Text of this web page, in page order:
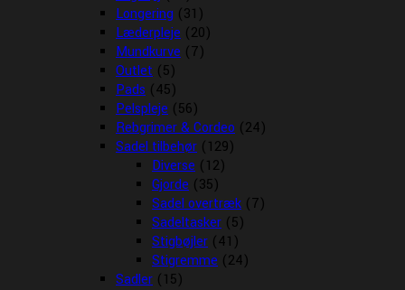
Longering (31)
Læderpleje (20)
Mundkurve (7)
Outlet (5)
Pads (45)
Pelspleje (56)
Rebgrimer & Cordeo (24)
Sadel tilbehør (129)
Diverse (12)
Gjorde (35)
Sadel overtræk (7)
Sadeltasker (5)
Stigbøjler (41)
Stigremme (24)
Sadler (15)